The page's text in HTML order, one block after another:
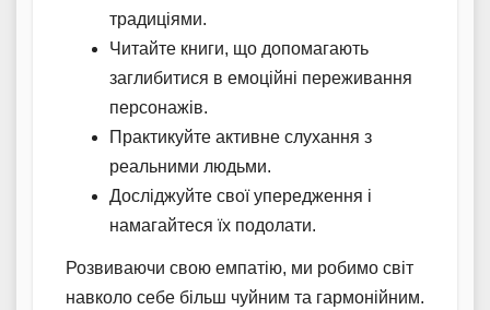
традиціями.
Читайте книги, що допомагають
заглибитися в емоційні переживання
персонажів.
Практикуйте активне слухання з
реальними людьми.
Досліджуйте свої упередження і
намагайтеся їх подолати.
Розвиваючи свою емпатію, ми робимо світ
навколо себе більш чуйним та гармонійним.